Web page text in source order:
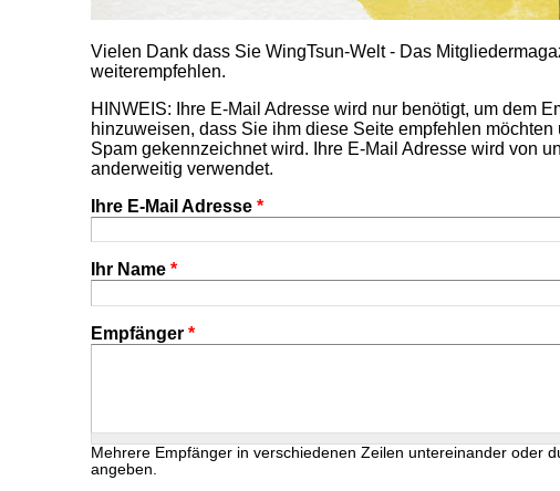
Vielen Dank dass Sie WingTsun-Welt - Das
weiterempfehlen.
HINWEIS: Ihre E-Mail Adresse wird nur benötigt, um dem
hinzuweisen, dass Sie ihm diese Seite empfehlen
Spam gekennzeichnet wird. Ihre E-Mail Adresse wird von
anderweitig verwendet.
Ihre E-Mail Adresse *
Ihr Name *
Empfänger *
Mehrere Empfänger in verschiedenen Zeilen untereinander oder
angeben.